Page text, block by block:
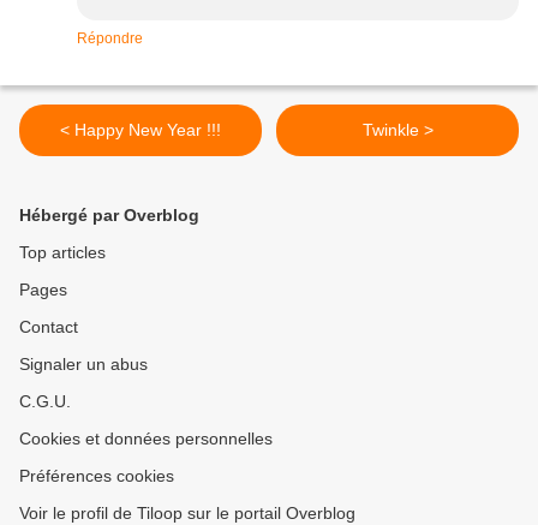
Répondre
< Happy New Year !!! Twinkle >
Hébergé par Overblog
Top articles
Pages
Contact
Signaler un abus
C.G.U.
Cookies et données personnelles
Préférences cookies
Voir le profil de Tiloop sur le portail Overblog